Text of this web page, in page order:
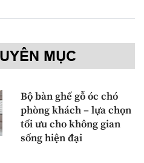
MỤC
Bộ bàn ghế gỗ óc chó
phòng khách – lựa chọn
tối ưu cho không gian
sống hiện đại